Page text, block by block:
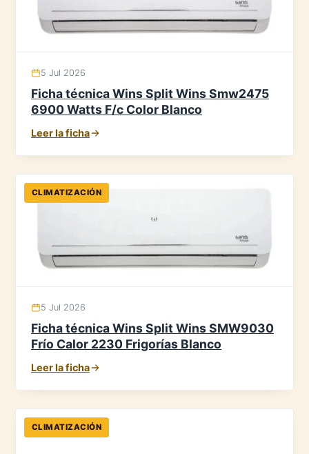
5 Jul 2026
Ficha técnica Wins Split Wins Smw2475
6900 Watts F/c Color Blanco
Leer la ficha
CLIMATIZACIÓN
5 Jul 2026
Ficha técnica Wins Split Wins SMW9030
Frío Calor 2230 Frigorías Blanco
Leer la ficha
CLIMATIZACIÓN